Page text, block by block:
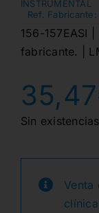
INSTRUMENTAL
Ref. Fabricante:
156-157EASI
fabricante. |
35,47
Sin existencias
Venta